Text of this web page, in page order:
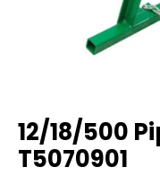
12/18/500
T5070901